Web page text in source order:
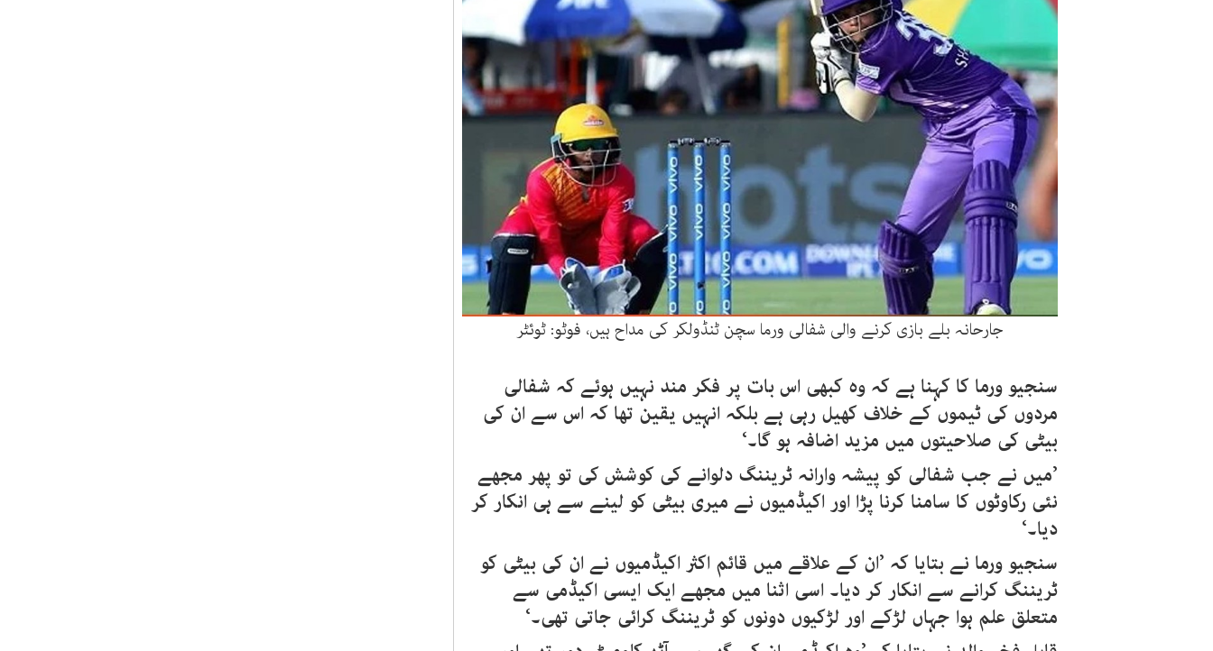
جارحانہ بلے بازی کرنے والی شفالی ورما سچن ٹنڈولکر کی مداح ہیں، فوٹو: ٹوئٹر
سنجیو ورما کا کہنا ہے کہ وہ کبھی اس بات پر فکر مند نہیں ہوئے کہ شفالی
مردوں کی ٹیموں کے خلاف کھیل رہی ہے بلکہ انہیں یقین تھا کہ اس سے ان کی
بیٹی کی صلاحیتوں میں مزید اضافہ ہو گا۔‘
’میں نے جب شفالی کو پیشہ وارانہ ٹریننگ دلوانے کی کوشش کی تو پھر مجھے
نئی رکاوٹوں کا سامنا کرنا پڑا اور اکیڈمیوں نے میری بیٹی کو لینے سے ہی انکار کر
دیا۔‘
سنجیو ورما نے بتایا کہ ’ان کے علاقے میں قائم اکثر اکیڈمیوں نے ان کی بیٹی کو
ٹریننگ کرانے سے انکار کر دیا۔ اسی اثنا میں مجھے ایک ایسی اکیڈمی سے
متعلق علم ہوا جہاں لڑکے اور لڑکیوں دونوں کو ٹریننگ کرائی جاتی تھی۔‘